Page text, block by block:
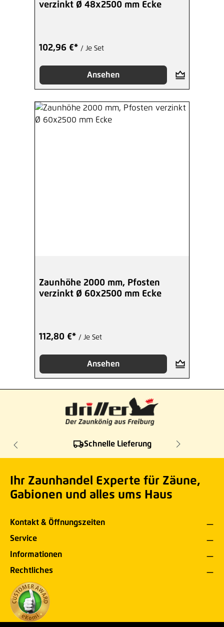
verzinkt Ø 48x2500 mm Ecke
102,96 €* / Je Set
Ansehen
Zaunhöhe 2000 mm, Pfosten
verzinkt Ø 60x2500 mm Ecke
112,80 €* / Je Set
Ansehen
Schnelle Lieferung
Ihr Zaunhandel Experte für Zäune,
Gabionen und alles ums Haus
Kontakt & Öffnungszeiten
Service
Informationen
Rechtliches